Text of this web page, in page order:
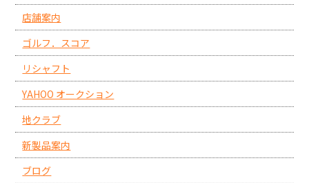
店舗案内
ゴルフ．スコア
リシャフト
YAHOO オークション
地クラブ
新製品案内
ブログ